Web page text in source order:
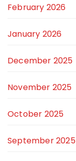
February 2026
January 2026
December 2025
November 2025
October 2025
September 2025